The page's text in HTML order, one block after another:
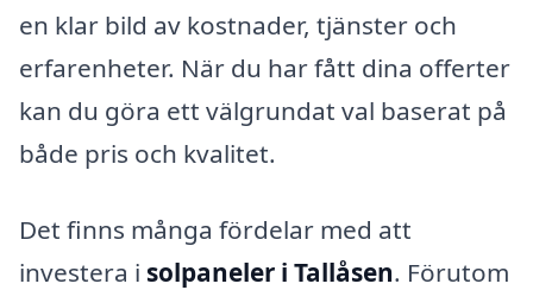
en klar bild av kostnader, tjänster och
erfarenheter. När du har fått dina offerter
kan du göra ett välgrundat val baserat på
både pris och kvalitet.
Det finns många fördelar med att
investera i solpaneler i Tallåsen. Förutom